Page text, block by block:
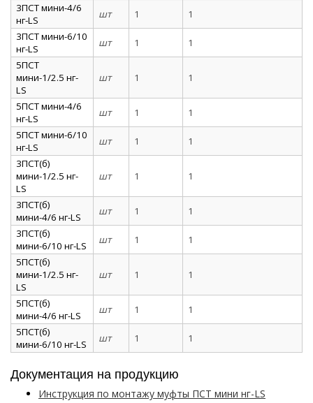
3ПСТ мини-4/6
нг-LS
шт 1
1
3ПСТ мини-6/10
нг-LS
шт 1
1
5ПСТ
мини-1/2.5 нг-
LS
шт 1 1
5ПСТ мини-4/6
нг-LS
шт 1
1
5ПСТ мини-6/10
нг-LS
шт 1
1
3ПСТ(б)
мини-1/2.5 нг-
LS
шт 1 1
3ПСТ(б)
мини-4/6 нг-LS
шт 1
1
3ПСТ(б)
мини-6/10 нг-LS
шт 1
1
5ПСТ(б)
мини-1/2.5 нг-
LS
шт 1 1
5ПСТ(б)
мини-4/6 нг-LS
шт 1
1
5ПСТ(б)
мини-6/10 нг-LS
шт 1 1
Документация на продукцию
Инструкция по монтажу муфты ПСТ мини нг-LS